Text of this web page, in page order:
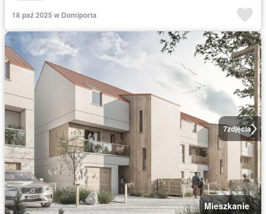
18 paź 2025 w Domiporta
7zdjęcia
Mieszkanie